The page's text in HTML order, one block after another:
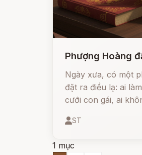
Phượng Hoàng
Ngày xưa, có một
đặt ra điều lạ: ai
cưới con gái, ai
ra về tay không…
ST
1 mục